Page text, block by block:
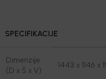
SPECIFIKACIJE
Dimenzije
(D x Š x V)
1443 x 1146 x